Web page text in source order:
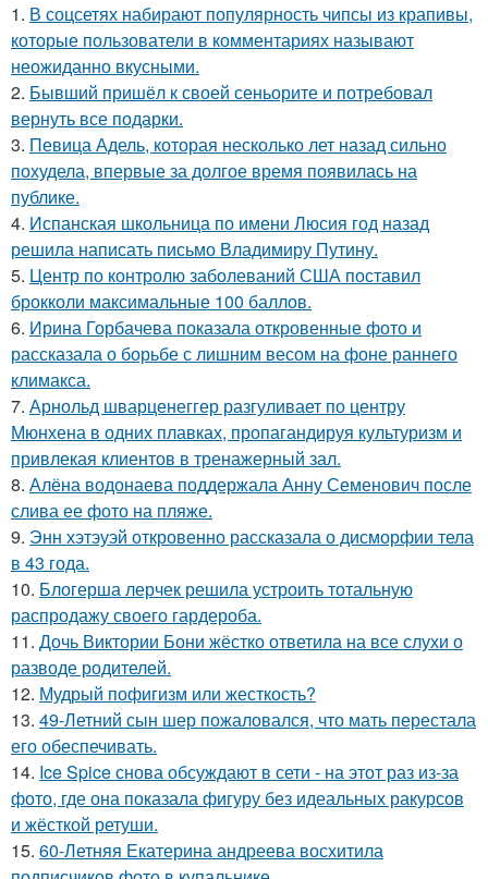
1. В соцсетях набирают популярность чипсы из крапивы,
которые пользователи в комментариях называют
неожиданно вкусными.
2. Бывший пришёл к своей сеньорите и потребовал
вернуть все подарки.
3. Певица Адель, которая несколько лет назад сильно
похудела, впервые за долгое время появилась на
публике.
4. Испанская школьница по имени Люсия год назад
решила написать письмо Владимиру Путину.
5. Центр по контролю заболеваний США поставил
брокколи максимальные 100 баллов.
6. Ирина Горбачева показала откровенные фото и
рассказала о борьбе с лишним весом на фоне раннего
климакса.
7. Арнольд шварценеггер разгуливает по центру
Мюнхена в одних плавках, пропагандируя культуризм и
привлекая клиентов в тренажерный зал.
8. Алёна водонаева поддержала Анну Семенович после
слива ее фото на пляже.
9. Энн хэтэуэй откровенно рассказала о дисморфии тела
в 43 года.
10. Блогерша лерчек решила устроить тотальную
распродажу своего гардероба.
11. Дочь Виктории Бони жёстко ответила на все слухи о
разводе родителей.
12. Мудрый пофигизм или жесткость?
13. 49-Летний сын шер пожаловался, что мать перестала
его обеспечивать.
14. Ice Spice снова обсуждают в сети - на этот раз из-за
фото, где она показала фигуру без идеальных ракурсов
и жёсткой ретуши.
15. 60-Летняя Екатерина андреева восхитила